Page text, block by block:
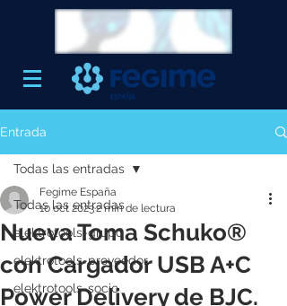
Entrada
Todas las entradas
elektrotools-grupo
elektrotools-proveedor
elektrotools-socio
Todas las entradas
Nueva Toma Schuko®
con Cargador USB A+C
Power Delivery de BJC.
Fegime España
10 oct 20232 min de lectura